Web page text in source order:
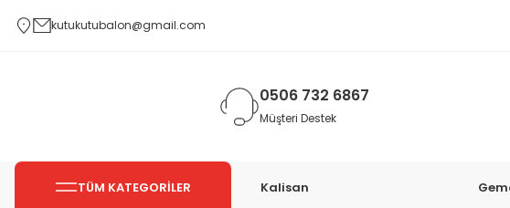
kutukutubalon@gmail.com
0506 732 6867
Müşteri Destek
TÜM KATEGORİLER Kalisan